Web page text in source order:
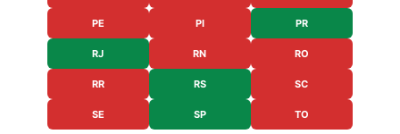
PE PI PR
RJ RN RO
RR RS SC
SE SP TO